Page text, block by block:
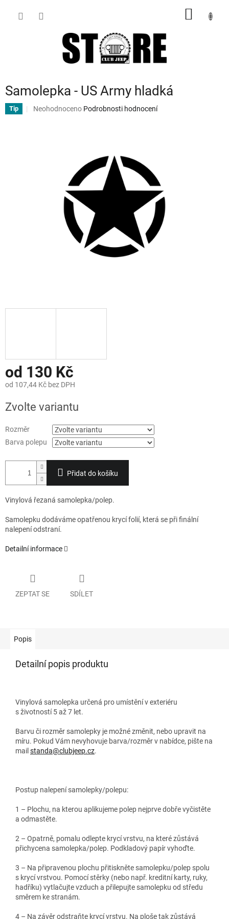
Samolepka - US Army hladká
Tip
Průměrné
Neohodnoceno Podrobnosti hodnocení
od 130 Kč
od 107,44 Kč bez DPH
cena:
Zvolte variantu
Rozměr
Barva polepu
Přidat do košíku
Vinylová řezaná samolepka/polep.
Samolepku dodáváme opatřenou krycí folií, která se při finální
nalepení odstraní.
Detailní informace
ZEPTAT SE SDÍLET
Popis
Detailní popis produktu
Vinylová samolepka určená pro umístění v exteriéru
s životností 5 až 7 let.
Barvu či rozměr samolepky je možné změnit, nebo upravit na
míru. Pokud Vám nevyhovuje barva/rozměr v nabídce, pište na
mail standa@clubjeep.cz.
Postup nalepení samolepky/polepu:
1 – Plochu, na kterou aplikujeme polep nejprve dobře vyčistěte
a odmastěte.
2 – Opatrně, pomalu odlepte krycí vrstvu, na které zůstává
přichycena samolepka/polep. Podkladový papír vyhoďte.
3 – Na připravenou plochu přitiskněte samolepku/polep spolu
s krycí vrstvou. Pomocí stěrky (nebo např. kreditní karty, ruky,
hadříku) vytlačujte vzduch a přilepujte samolepku od středu
směrem ke stranám.
4 – Na závěr odstraňte krycí vrstvu. Na ploše tak zůstává